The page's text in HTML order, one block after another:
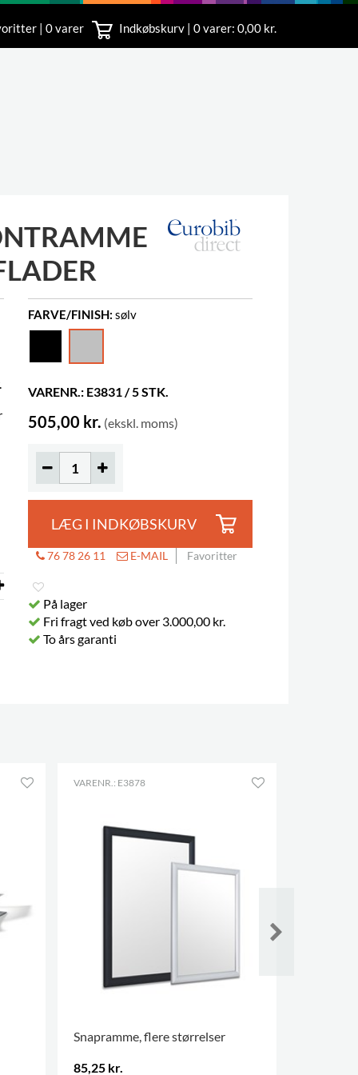
| 0 varer Indkøbskurv | 0varer: 0,00 kr.
11
FARVE/FINISH: sølv
VARENR.: E3831 / 5 STK.
505,00 kr. (ekskl. moms)
LÆG I INDKØBSKURV
76 78 26 11 E-MAIL Favoritter
På lager
Fri fragt ved køb over 3.000,00 kr.
To års garanti
VARENR.: E3878
Snapramme, flere størrelser
85,25 kr.